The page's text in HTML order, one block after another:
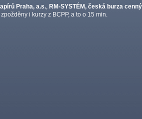
Praha, a.s. RM-SYSTÉM, česká burza
i kurzy z BCPP, a to o 15 min.